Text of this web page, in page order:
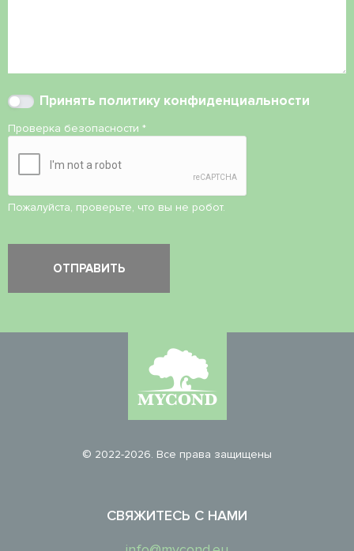
Принять политику конфиденциальности
Проверка безопасности *
Пожалуйста, проверьте, что вы не робот.
© 2022-2026. Все права защищены
СВЯЖИТЕСЬ С НАМИ